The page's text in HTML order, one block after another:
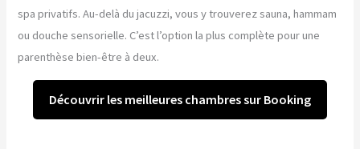
spa privatifs. Au-delà du jacuzzi, vous y trouverez sauna, hammam
ou douche sensorielle. C’est l’option la plus complète pour une
parenthèse bien-être à deux.
Découvrir les meilleures chambres sur Booking